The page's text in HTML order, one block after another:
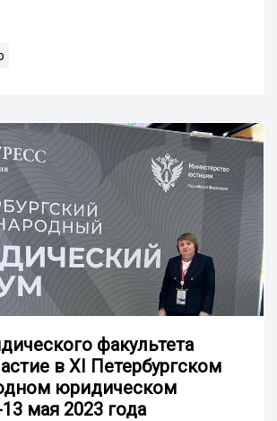
факультета
в XI Петербургском
юридическом
мая 2023 года